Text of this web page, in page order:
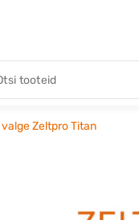
Zeltpro Titan